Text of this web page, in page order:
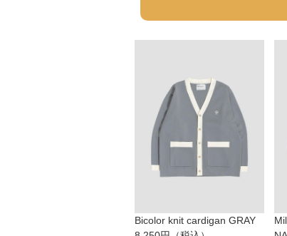
Bicolor knit cardigan GRAY